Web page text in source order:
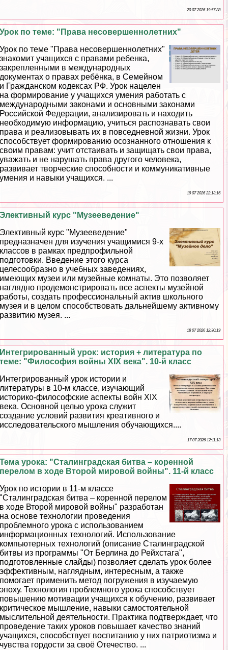
20 07 2026 19:57:38
Урок по теме: "Права несовершеннолетних"
Урок по теме "Права несовершеннолетних"
знакомит учащихся с правами ребенка,
закрепленными в международных
документах о правах ребёнка, в Семейном
и Гражданском кодексах РФ. Урок нацелен
на формирование у учащихся умения работать с
международными законами и основными законами
Российской Федерации, анализировать и находить
необходимую информацию, учиться распознавать свои
права и реализовывать их в повседневной жизни. Урок
способствует формированию осознанного отношения к
своим правам: учит отстаивать и защищать свои права,
уважать и не нарушать права другого человека,
развивает творческие способности и коммуникативные
умения и навыки учащихся. ...
19 07 2026 22:13:16
Элективный курс "Музееведение"
Элективный курс "Музееведение"
предназначен для изучения учащимися 9-х
классов в рамках предпрофильной
подготовки. Введение этого курса
целесообразно в учебных заведениях,
имеющих музеи или музейные комнаты. Это позволяет
наглядно продемонстрировать все аспекты музейной
работы, создать профессиональный актив школьного
музея и в целом способствовать дальнейшему активному
развитию музея. ...
18 07 2026 12:30:19
Интегрированный урок: история + литература по
теме: "Философия войны XIX века". 10-й класс
Интегрированный урок истории и
литературы в 10-м классе, изучающий
историко-философские аспекты войн XIX
века. Основной целью урока служит
создание условий развития креативного и
исследовательского мышления обучающихся....
17 07 2026 12:11:13
Тема урока: "Сталинградская битва – коренной
перелом в ходе Второй мировой войны". 11-й класс
Урок по истории в 11-м классе
"Сталинградская битва – коренной перелом
в ходе Второй мировой войны" разработан
на основе технологии проведения
проблемного урока с использованием
информационных технологий. Использование
компьютерных технологий (описание Сталинградской
битвы из программы "От Берлина до Рейхстага",
подготовленные слайды) позволяет сделать урок более
эффективным, наглядным, интересным, а также
помогает применить метод погружения в изучаемую
эпоху. Технология проблемного урока способствует
повышению мотивации учащихся к обучению, развивает
критическое мышление, навыки самостоятельной
мыслительной деятельности. Пpaктика подтверждает, что
проведение таких уроков повышает качество знаний
учащихся, способствует воспитанию у них патриотизма и
чувства гордости за своё Отечество. ...